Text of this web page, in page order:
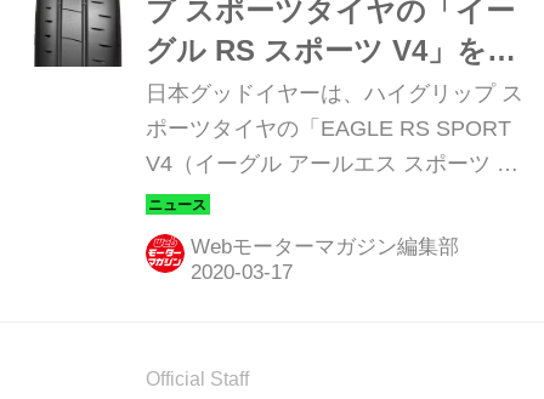
プ スポーツタイヤの「イー
グル RS スポーツ V4」を新
発売
日本グッドイヤーは、ハイグリップ ス
ポーツタイヤの「EAGLE RS SPORT
V4（イーグル アールエス スポーツ ブ
イフォー）」を2020年3月17日より発
売すると発表した。
Webモーターマガジン編集部
Official Staff